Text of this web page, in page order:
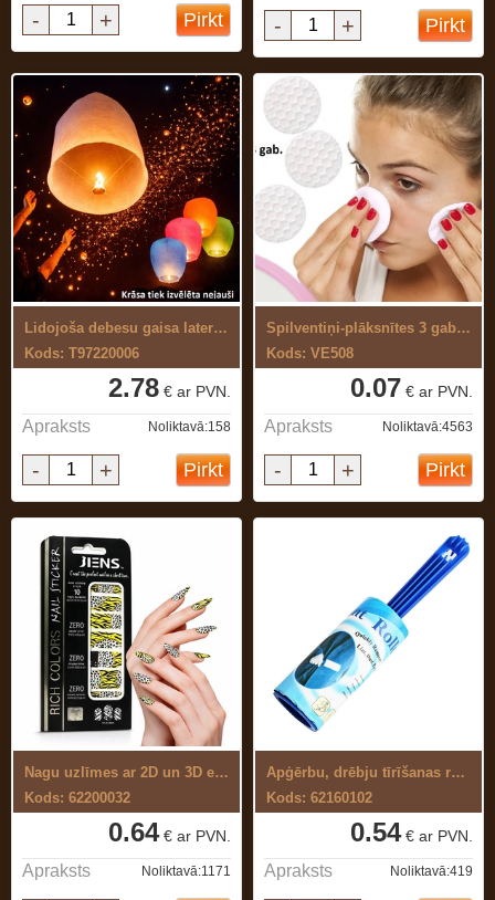
- + Pirkt - + Pirkt
Lidojoša debesu gaisa laterna
Kods: T97220006
2.78 € ar PVN.
Apraksts Noliktavā:158
- + Pirkt
Spilventiņi-plāksnītes 3 gab.kosmētikas ...
Kods: VE508
0.07 € ar PVN.
Apraksts Noliktavā:4563
- + Pirkt
Nagu uzlīmes ar 2D un 3D efektu 12 gab
Kods: 62200032
0.64€ ar PVN.
Apraksts Noliktavā:1171
Apģērbu, drēbju tīrīšanas rullītis
Kods: 62160102
0.54€ ar PVN.
Apraksts Noliktavā:419